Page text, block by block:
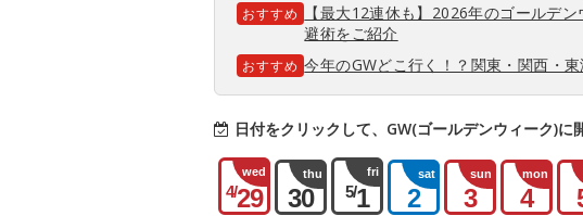
おすすめ
【最大12連休も】2026年のゴールデ
避術をご紹介
おすすめ 今年のGWどこ行く！？関東・関西・
日付をクリックして、GW(ゴールデンウィーク)に
wed
4/29
thu
30
fri
5/1
sat
2
sun
3
mon
4